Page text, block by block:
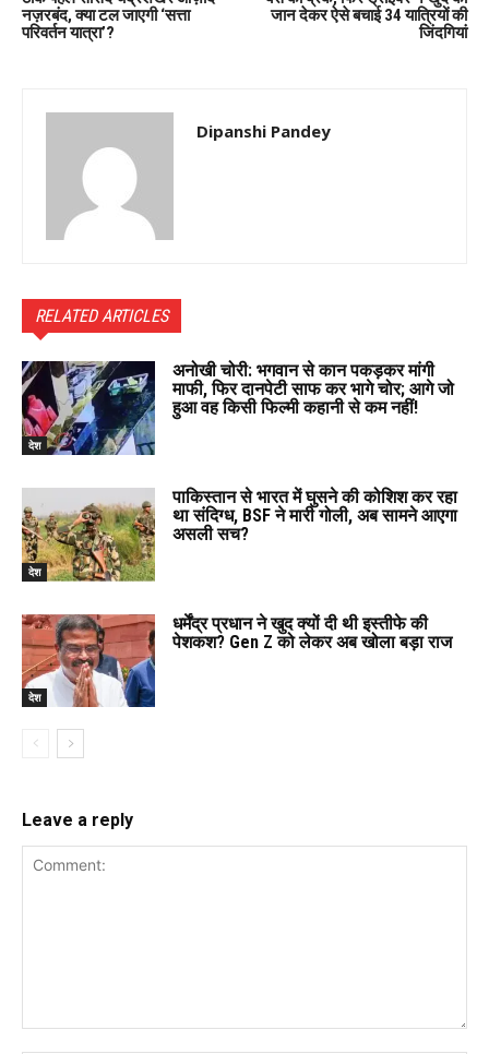
नज़रबंद, क्या टल जाएगी ‘सत्ता
परिवर्तन यात्रा’?
जान देकर ऐसे बचाई 34 यात्रियों की
जिंदगियां
Dipanshi Pandey
RELATED ARTICLES
देश
अनोखी चोरी: भगवान से कान पकड़कर मांगी
माफी, फिर दानपेटी साफ कर भागे चोर; आगे जो
हुआ वह किसी फिल्मी कहानी से कम नहीं!
देश
पाकिस्तान से भारत में घुसने की कोशिश कर रहा
था संदिग्ध, BSF ने मारी गोली, अब सामने आएगा
असली सच?
देश
धर्मेंद्र प्रधान ने खुद क्यों दी थी इस्तीफे की
पेशकश? Gen Z को लेकर अब खोला बड़ा राज
Leave a reply